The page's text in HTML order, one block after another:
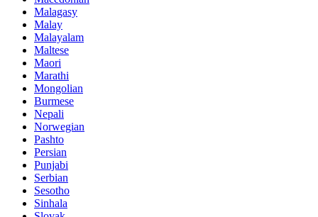
Malagasy
Malay
Malayalam
Maltese
Maori
Marathi
Mongolian
Burmese
Nepali
Norwegian
Pashto
Persian
Punjabi
Serbian
Sesotho
Sinhala